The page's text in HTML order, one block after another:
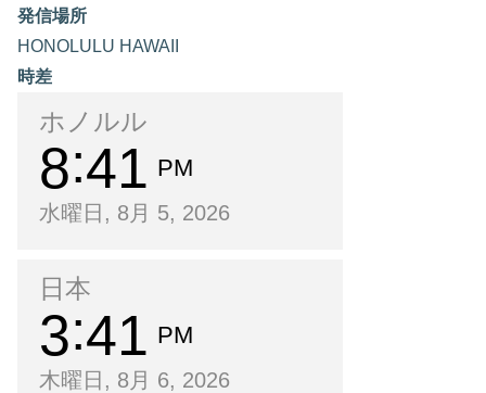
発信場所
HONOLULU HAWAII
時差
ホノルル
8 41 PM
水曜日, 8月 5, 2026
日本
3 41 PM
木曜日, 8月 6, 2026